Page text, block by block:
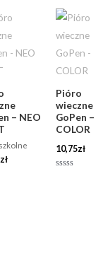
– NEO
zł
Pióro
wieczne
GoPen –
COLOR
10,75zł